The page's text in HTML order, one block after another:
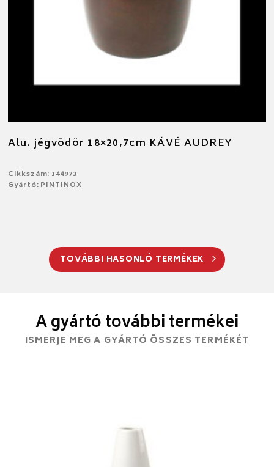
Alu. jégvödör 18×20,7cm KÁVÉ AUDREY
Cikkszám: 144973
Gyártó: PINTINOX
TOVÁBBI HASONLÓ TERMÉKEK
A gyártó további termékei
ISMERJE MEG A GYÁRTÓ ÖSSZES TERMÉKÉT